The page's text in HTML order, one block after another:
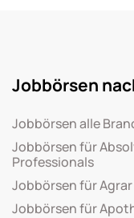
Jobbörsen
Jobbörsen alle
Jobbörsen für
Professionals
Jobbörsen für
Jobbörsen für